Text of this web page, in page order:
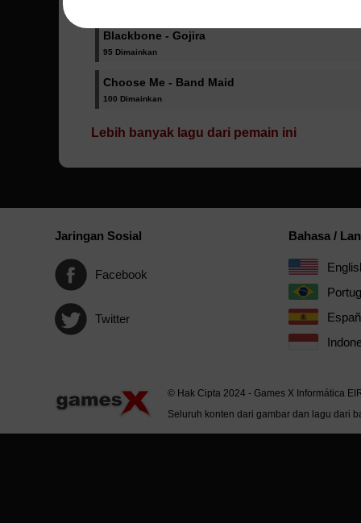
Blackbone - Gojira
95 Dimainkan
Choose Me - Band Maid
100 Dimainkan
Lebih banyak lagu dari pemain ini
Jaringan Sosial
Facebook
Twitter
Bahasa /
© Hak Cipta 2024 - Games X Informática
Seluruh konten dari gambar dan lagu dari